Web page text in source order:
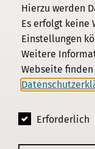
Forschung
Publikationen
Datenschutz
Impressum
Kontakt
© 2018 - 2026
Hierzu werden
Es erfolgt keine
Einstellungen
Weitere
Webseite
Erforderlich